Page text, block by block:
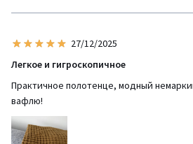
27/12/2025
Легкое и гигроскопичное
Практичное полотенце, модный
вафлю!